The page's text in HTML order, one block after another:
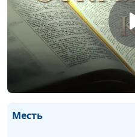
Паломничество
Месть